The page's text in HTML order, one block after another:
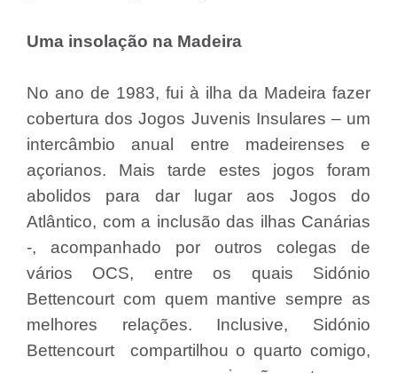
Uma insolação na Madeira
No ano de 1983, fui à ilha da Madeira fazer
cobertura dos Jogos Juvenis Insulares – um
intercâmbio anual entre madeirenses e
açorianos. Mais tarde estes jogos foram
abolidos para dar lugar aos Jogos do
Atlântico, com a inclusão das ilhas Canárias
-, acompanhado por outros colegas de
vários OCS, entre os quais Sidónio
Bettencourt com quem mantive sempre as
melhores relações. Inclusive, Sidónio
Bettencourt compartilhou o quarto comigo,